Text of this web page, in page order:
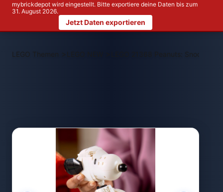
mybrickdepot wird eingestellt. Bitte exportiere deine Daten bis zum
31. August 2026.
Jetzt Daten exportieren
LEGO Themen > LEGO 21368 Peanuts: Snoopys